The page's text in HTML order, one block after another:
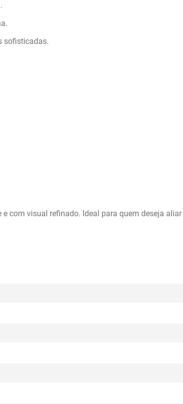
sofisticadas.
com visual refinado. Ideal para quem deseja aliar